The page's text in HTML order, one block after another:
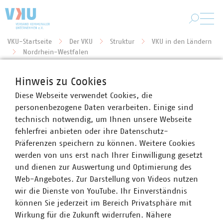
Sie befinden sich hier:
VKU-Startseite Der VKU Struktur
VKU in den Ländern
Nordrhein-Westfalen
Umzug der VKU-Landesgruppe
NRW nach Düsseldorf
17.06.2020
Mitgliederrundschreiben
Hinweis zu Cookies
Diese Webseite verwendet Cookies, die
personenbezogene Daten verarbeiten. Einige sind
technisch notwendig, um Ihnen unsere Webseite
fehlerfrei anbieten oder ihre Datenschutz-
Präferenzen speichern zu können. Weitere Cookies
werden von uns erst nach Ihrer Einwilligung gesetzt
und dienen zur Auswertung und Optimierung des
Web-Angebotes. Zur Darstellung von Videos nutzen
wir die Dienste von YouTube. Ihr Einverständnis
können Sie jederzeit im Bereich Privatsphäre mit
Wirkung für die Zukunft widerrufen. Nähere